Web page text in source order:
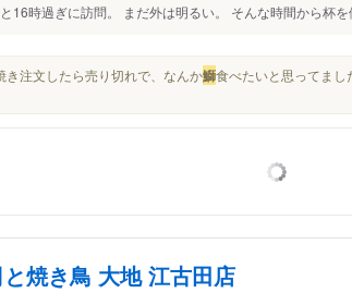
16時過ぎに訪問。 まだ外は明るい。 そんな時間から杯
き注文したら売り切れで、なんか鰤食べたいと思ってま
焼き鳥 大地 江古田店